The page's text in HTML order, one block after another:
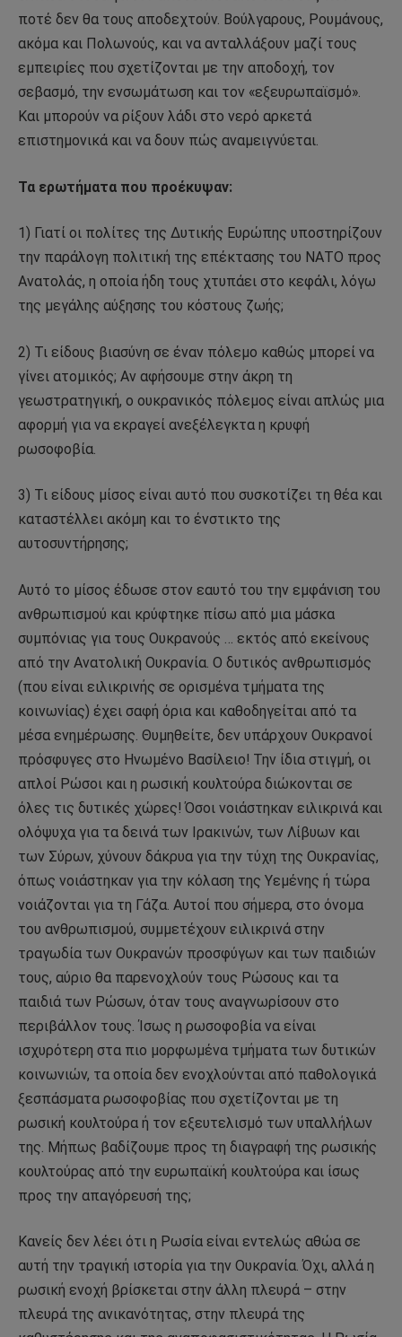
ποτέ δεν θα τους αποδεχτούν. Βούλγαρους, Ρουμάνους,
ακόμα και Πολωνούς, και να ανταλλάξουν μαζί τους
εμπειρίες που σχετίζονται με την αποδοχή, τον
σεβασμό, την ενσωμάτωση και τον «εξευρωπαϊσμό».
Και μπορούν να ρίξουν λάδι στο νερό αρκετά
επιστημονικά και να δουν πώς αναμειγνύεται.
Τα ερωτήματα που προέκυψαν:
1) Γιατί οι πολίτες της Δυτικής Ευρώπης υποστηρίζουν
την παράλογη πολιτική της επέκτασης του ΝΑΤΟ προς
Ανατολάς, η οποία ήδη τους χτυπάει στο κεφάλι, λόγω
της μεγάλης αύξησης του κόστους ζωής;
2) Τι είδους βιασύνη σε έναν πόλεμο καθώς μπορεί να
γίνει ατομικός; Αν αφήσουμε στην άκρη τη
γεωστρατηγική, ο ουκρανικός πόλεμος είναι απλώς μια
αφορμή για να εκραγεί ανεξέλεγκτα η κρυφή
ρωσοφοβία.
3) Τι είδους μίσος είναι αυτό που συσκοτίζει τη θέα και
καταστέλλει ακόμη και το ένστικτο της
αυτοσυντήρησης;
Αυτό το μίσος έδωσε στον εαυτό του την εμφάνιση του
ανθρωπισμού και κρύφτηκε πίσω από μια μάσκα
συμπόνιας για τους Ουκρανούς … εκτός από εκείνους
από την Ανατολική Ουκρανία. Ο δυτικός ανθρωπισμός
(που είναι ειλικρινής σε ορισμένα τμήματα της
κοινωνίας) έχει σαφή όρια και καθοδηγείται από τα
μέσα ενημέρωσης. Θυμηθείτε, δεν υπάρχουν Ουκρανοί
πρόσφυγες στο Ηνωμένο Βασίλειο! Την ίδια στιγμή, οι
απλοί Ρώσοι και η ρωσική κουλτούρα διώκονται σε
όλες τις δυτικές χώρες! Όσοι νοιάστηκαν ειλικρινά και
ολόψυχα για τα δεινά των Ιρακινών, των Λίβυων και
των Σύρων, χύνουν δάκρυα για την τύχη της Ουκρανίας,
όπως νοιάστηκαν για την κόλαση της Υεμένης ή τώρα
νοιάζονται για τη Γάζα. Αυτοί που σήμερα, στο όνομα
του ανθρωπισμού, συμμετέχουν ειλικρινά στην
τραγωδία των Ουκρανών προσφύγων και των παιδιών
τους, αύριο θα παρενοχλούν τους Ρώσους και τα
παιδιά των Ρώσων, όταν τους αναγνωρίσουν στο
περιβάλλον τους. Ίσως η ρωσοφοβία να είναι
ισχυρότερη στα πιο μορφωμένα τμήματα των δυτικών
κοινωνιών, τα οποία δεν ενοχλούνται από παθολογικά
ξεσπάσματα ρωσοφοβίας που σχετίζονται με τη
ρωσική κουλτούρα ή τον εξευτελισμό των υπαλλήλων
της. Μήπως βαδίζουμε προς τη διαγραφή της ρωσικής
κουλτούρας από την ευρωπαϊκή κουλτούρα και ίσως
προς την απαγόρευσή της;
Κανείς δεν λέει ότι η Ρωσία είναι εντελώς αθώα σε
αυτή την τραγική ιστορία για την Ουκρανία. Όχι, αλλά η
ρωσική ενοχή βρίσκεται στην άλλη πλευρά – στην
πλευρά της ανικανότητας, στην πλευρά της